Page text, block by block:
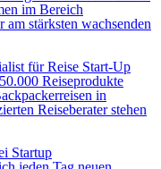
im Bereich
stärksten wachsenden
für Reise Start-Up
Reiseprodukte
in
Reiseberater stehen
Startup